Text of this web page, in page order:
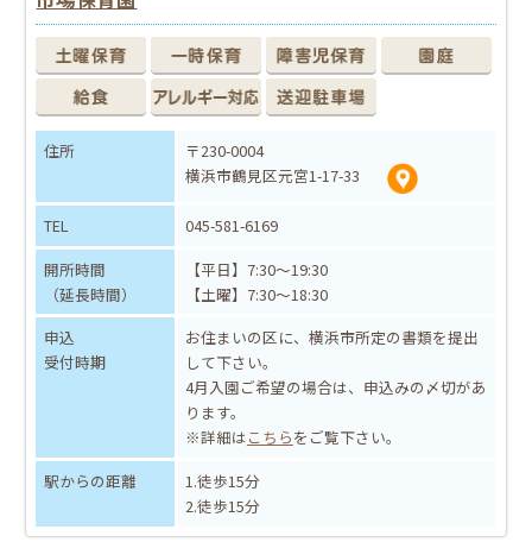
住所
〒230-0004
横浜市鶴見区元宮1-17-33
TEL
045-581-6169
開所時間
（延長時間）
【平日】7:30～19:30
【土曜】7:30～18:30
申込
受付時期
お住まいの区に、横浜市所定の書類を提出
して下さい。
4月入園ご希望の場合は、申込みの〆切があ
ります。
※詳細はこちらをご覧下さい。
駅からの距離
1.徒歩15分
2.徒歩15分